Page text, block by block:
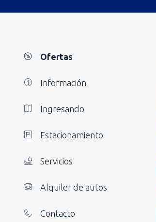
Ofertas
Información
Ingresando
Estacionamiento
Servicios
Alquiler de autos
Contacto